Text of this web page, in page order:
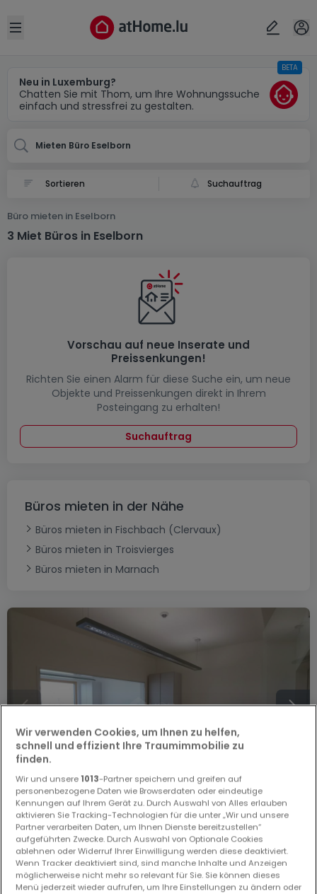
Open sidebar
Neu in Luxemburg?
Chatten Sie mit Thom, um Ihre Wohnungssuche
einfach und stressfrei zu gestalten.
BETA
Mieten Büro Eselborn
Suchauftrag
Büro mieten in Eselborn
3 Miet Büros in Eselborn
Vorschau auf neue Inserate und
Preissenkungen!
Richten Sie einen Alarm für diese Suche ein, um neue
Objekte und Preissenkungen direkt in Ihrem
Posteingang zu erhalten!
Suchauftrag
Büros mieten in der Nähe
Büros mieten in Fischbach (Clervaux)
Büros mieten in Troisvierges
Büros mieten in Marnach
Büro zur Miete inEselborn
280 €
14 m²
Ort
Abbrechen ok
Wir verwenden Cookies, um Ihnen zu helfen,
schnell und effizient Ihre Traumimmobilie zu
finden.
Wir und unsere 1013-Partner speichern und greifen auf
personenbezogene Daten wie Browserdaten oder eindeutige
Kennungen auf Ihrem Gerät zu. Durch Auswahl von Alles erlauben
aktivieren Sie Tracking-Technologien für die unter „Wir und unsere
Partner verarbeiten Daten, um Ihnen Dienste bereitzustellen“
aufgeführten Zwecke. Durch Auswahl von Optionale Cookies
ablehnen oder Widerruf Ihrer Einwilligung werden diese deaktiviert.
Wenn Tracker deaktiviert sind, sind manche Inhalte und Anzeigen
möglicherweise nicht mehr so relevant für Sie. Sie können dieses
Menü jederzeit wieder aufrufen, um Ihre Einstellungen zu ändern oder